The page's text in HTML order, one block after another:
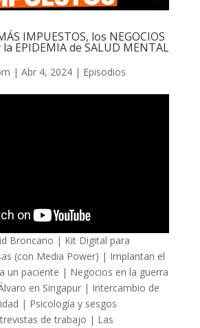
IMPUESTOS, los NEGOCIOS
la EPIDEMIA de SALUD MENTAL
| Abr 4, 2024| Episodios
Broncano | Kit Digital para
(con Media Power) | Implantan el
un paciente | Negocios en la guerra
en Singapur | Intercambio de
| Psicología y sesgos
de trabajo | Las